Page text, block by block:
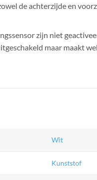
de achterzijde en
zijn niet
maar maakt
Wit
Kunststof